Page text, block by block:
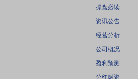
操盘必读
资讯公告
经营分析
公司概况
盈利预测
分红融资